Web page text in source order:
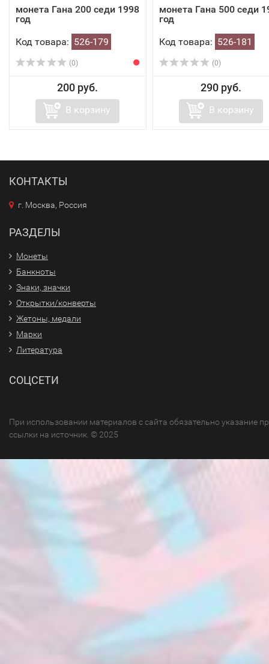
монета Гана 200 седи 1998
год
Код товара: 526-179
(0)
200 руб.
В корзину
монета Гана 500 седи
год
Код товара: 526-181
(0)
290 руб.
В корзину
КОНТАКТЫ
г. Москва, Россия
РАЗДЕЛЫ
Монеты
Банкноты
Знаки, значки
Открытки/конверты
Жетоны, медали
Марки
Литература
СОЦСЕТИ
При использовании материалов с сайта обязательно указание
ссылки на источник. © 2025